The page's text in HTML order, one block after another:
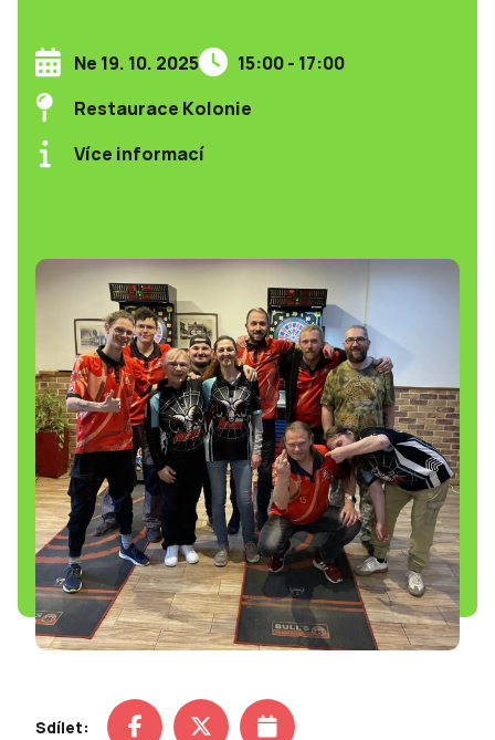
Ne 19. 10. 2025
15:00 - 17:00
Restaurace Kolonie
Více informací
Sdílet: